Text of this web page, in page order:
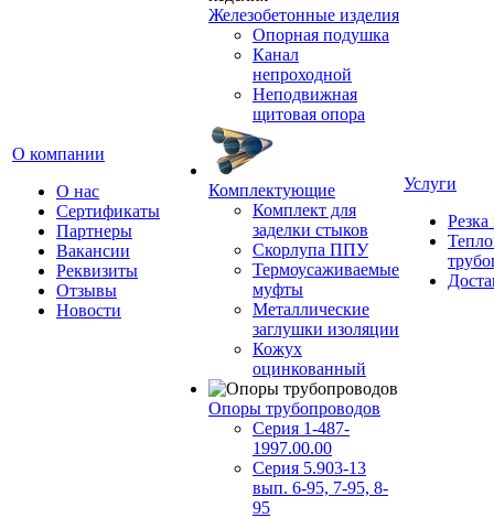
О компании
О нас
Сертификаты
Партнеры
Вакансии
Реквизиты
Отзывы
Новости
Железобетонные изделия
Опорная подушка
Канал
непроходной
Неподвижная
щитовая опора
Комплектующие
Комплект для
заделки стыков
Скорлупа ППУ
Термоусаживаемые
муфты
Металлические
заглушки изоляции
Кожух
оцинкованный
Опоры трубопроводов
Серия 1-487-
1997.00.00
Серия 5.903-13
вып. 6-95, 7-95, 8-
95
Услуги
Резка